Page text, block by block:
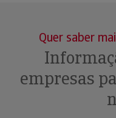
Quer saber
empresas